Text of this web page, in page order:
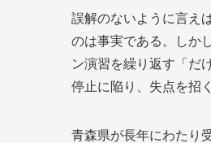
誤解のないように言え
のは事実である。しか
ン演習を繰り返す「だ
停止に陥り、失点を招
青森県が長年にわたり